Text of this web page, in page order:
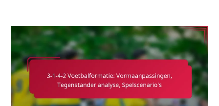
Van
Middenvelders,
Defensieve
Taken,
Offensieve
Ondersteuning